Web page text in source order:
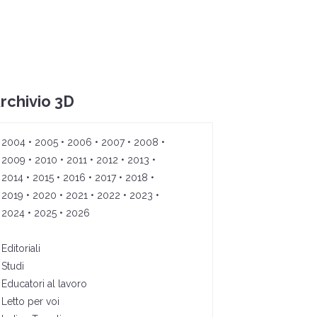
3D
2004 • 2005 • 2006 • 2007• 2008 •
2009 • 2010 • 2011 • 2012 • 2013 •
2014 • 2015 • 2016 • 2017• 2018 •
2019 • 2020 • 2021 • 2022 • 2023 •
2024 • 2025 • 2026
Editoriali
Studi
Educatori al lavoro
Letto per voi